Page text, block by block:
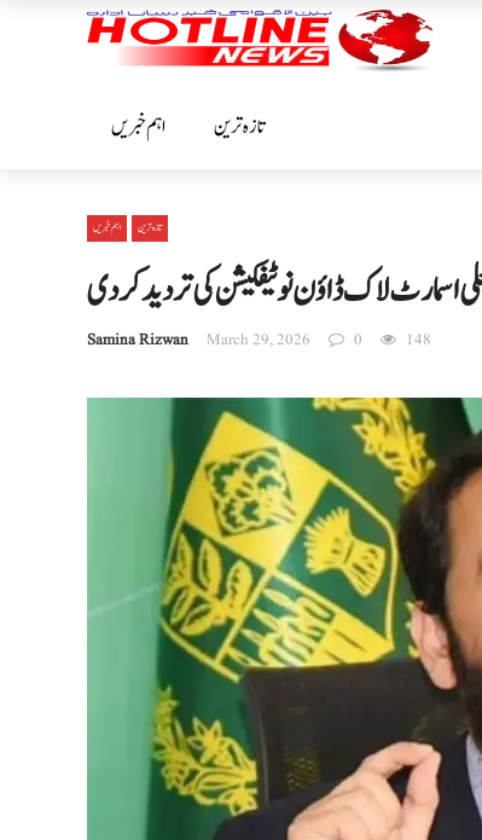
اہم خبریں تازہ ترین
اہم خبریں تازہ ترین
اسمارٹ لاک ڈاؤن نوٹیفکیشن کی تردید کر دی
Samina Rizwan March 29, 2026 0 148